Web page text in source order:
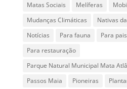
Matas Sociais
Melíferas
Mudanças Climáticas
Nativas
Notícias
Para fauna
Para
Para restauração
Parque Natural Municipal Mata
Passos Maia
Pioneiras